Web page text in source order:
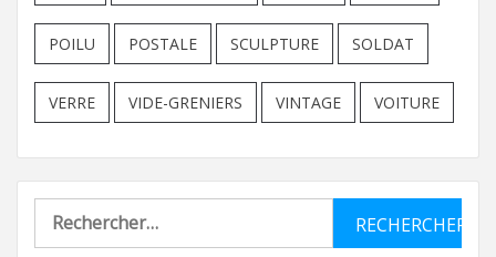
POILU POSTALE SCULPTURE SOLDAT
VERRE VIDE-GRENIERS VINTAGE VOITURE
Rechercher :